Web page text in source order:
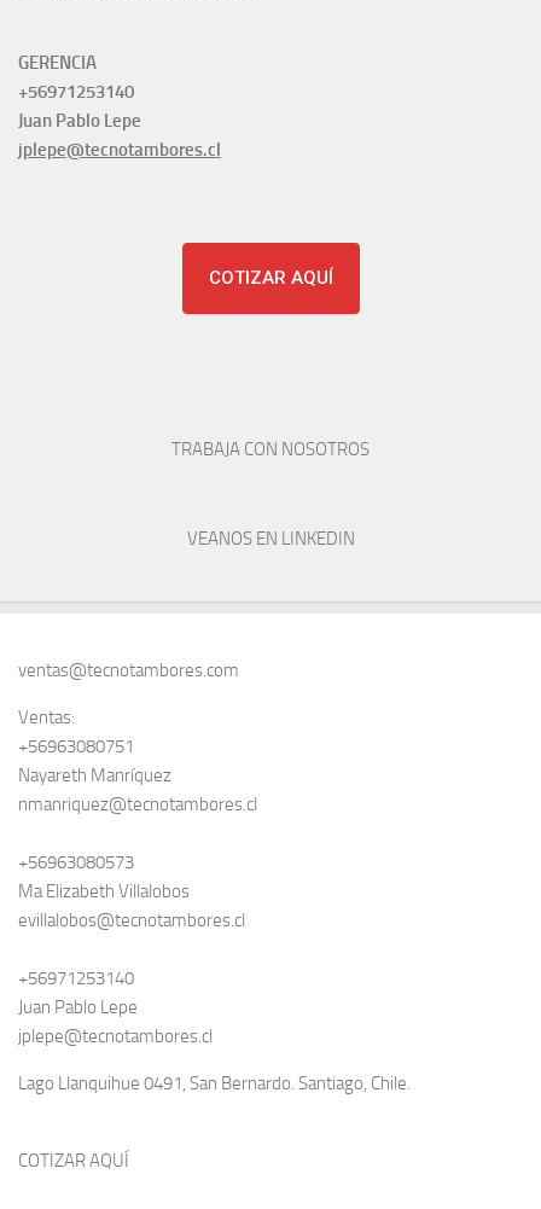
GERENCIA
+56971253140
Juan Pablo Lepe
jplepe@tecnotambores.cl
COTIZAR AQUÍ
TRABAJA CON NOSOTROS
VEANOS EN LINKEDIN
ventas@tecnotambores.com
Ventas:
+56963080751
Nayareth Manríquez
nmanriquez@tecnotambores.cl
+56963080573
Ma Elizabeth Villalobos
evillalobos@tecnotambores.cl
+56971253140
Juan Pablo Lepe
jplepe@tecnotambores.cl
Lago Llanquihue 0491, San Bernardo. Santiago, Chile.
COTIZAR AQUÍ